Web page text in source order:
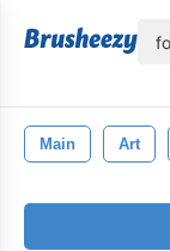
Main Art